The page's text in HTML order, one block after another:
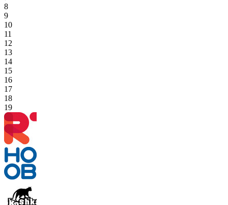
8
9
10
11
12
13
14
15
16
17
18
19